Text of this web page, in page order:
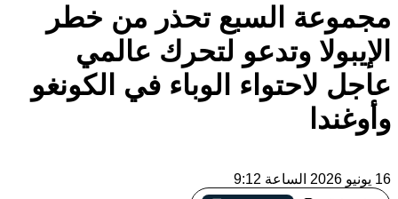
مجموعة السبع تحذر من خطر
الإيبولا وتدعو لتحرك عالمي
عاجل لاحتواء الوباء في الكونغو
وأوغندا
16 يونيو 2026 الساعة 9:12